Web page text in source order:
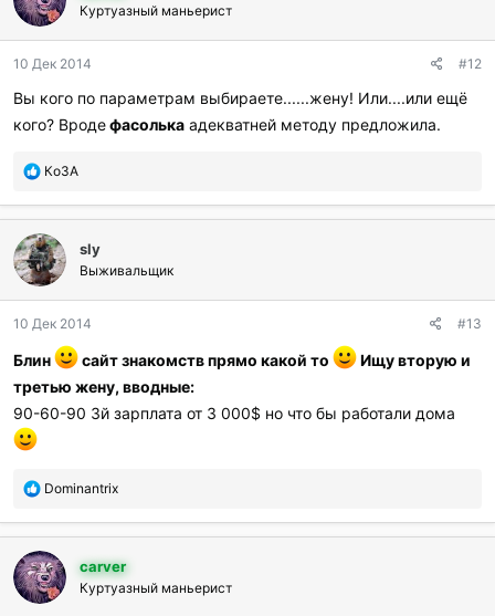
Куртуазный маньерист
10 Дек 2014 #12
Вы кого по параметрам выбираете......жену! Или....или ещё
кого? Вродефасолька адекватней методу предложила.
П
б
л
а
г
о
а
и
л
и
КоЗА
sly
Выживальщик
10 Дек 2014 #13
Блин сайт знакомств прямо какой то
Ищу вторую и
третью жену, вводные:
90-60-90 3й зарплата от 3 000$ но что бы работали дома
П
б
л
а
г
о
Dominantrix
carver
Куртуазный маньерист